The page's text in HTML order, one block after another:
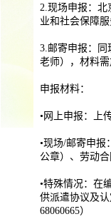
2.现场申报：北
业和社会保障
3.邮寄申报：同
老师），材料
申报材料：
•网上申报：上
•现场/邮寄申报
公章）、劳动
•特殊情况：在
供派遣协议及
68060665）